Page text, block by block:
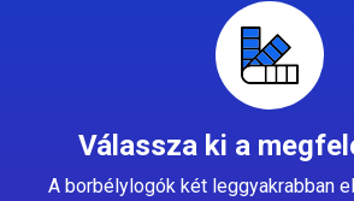
Válassza ki a
A borbélylogók két leggyakrabban